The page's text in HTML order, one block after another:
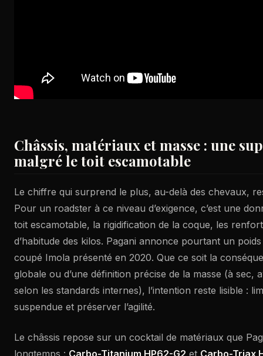
Châssis, matériaux et masse : une
malgré le toit escamotable
Le chiffre qui surprend le plus, au-delà des chevaux,
Pour un roadster à ce niveau d’exigence, c’est une
toit escamotable, la rigidification de la coque, les
d’habitude des kilos. Pagani annonce pourtant un
coupé Imola présenté en 2020. Que ce soit la
globale ou d’une définition précise de la masse (à sec,
selon les standards internes), l’intention reste lisible :
suspendue et préserver l’agilité.
Le châssis repose sur un cocktail de matériaux que
longtemps : Carbo-Titanium HP62-G2 et Carbo-Triax